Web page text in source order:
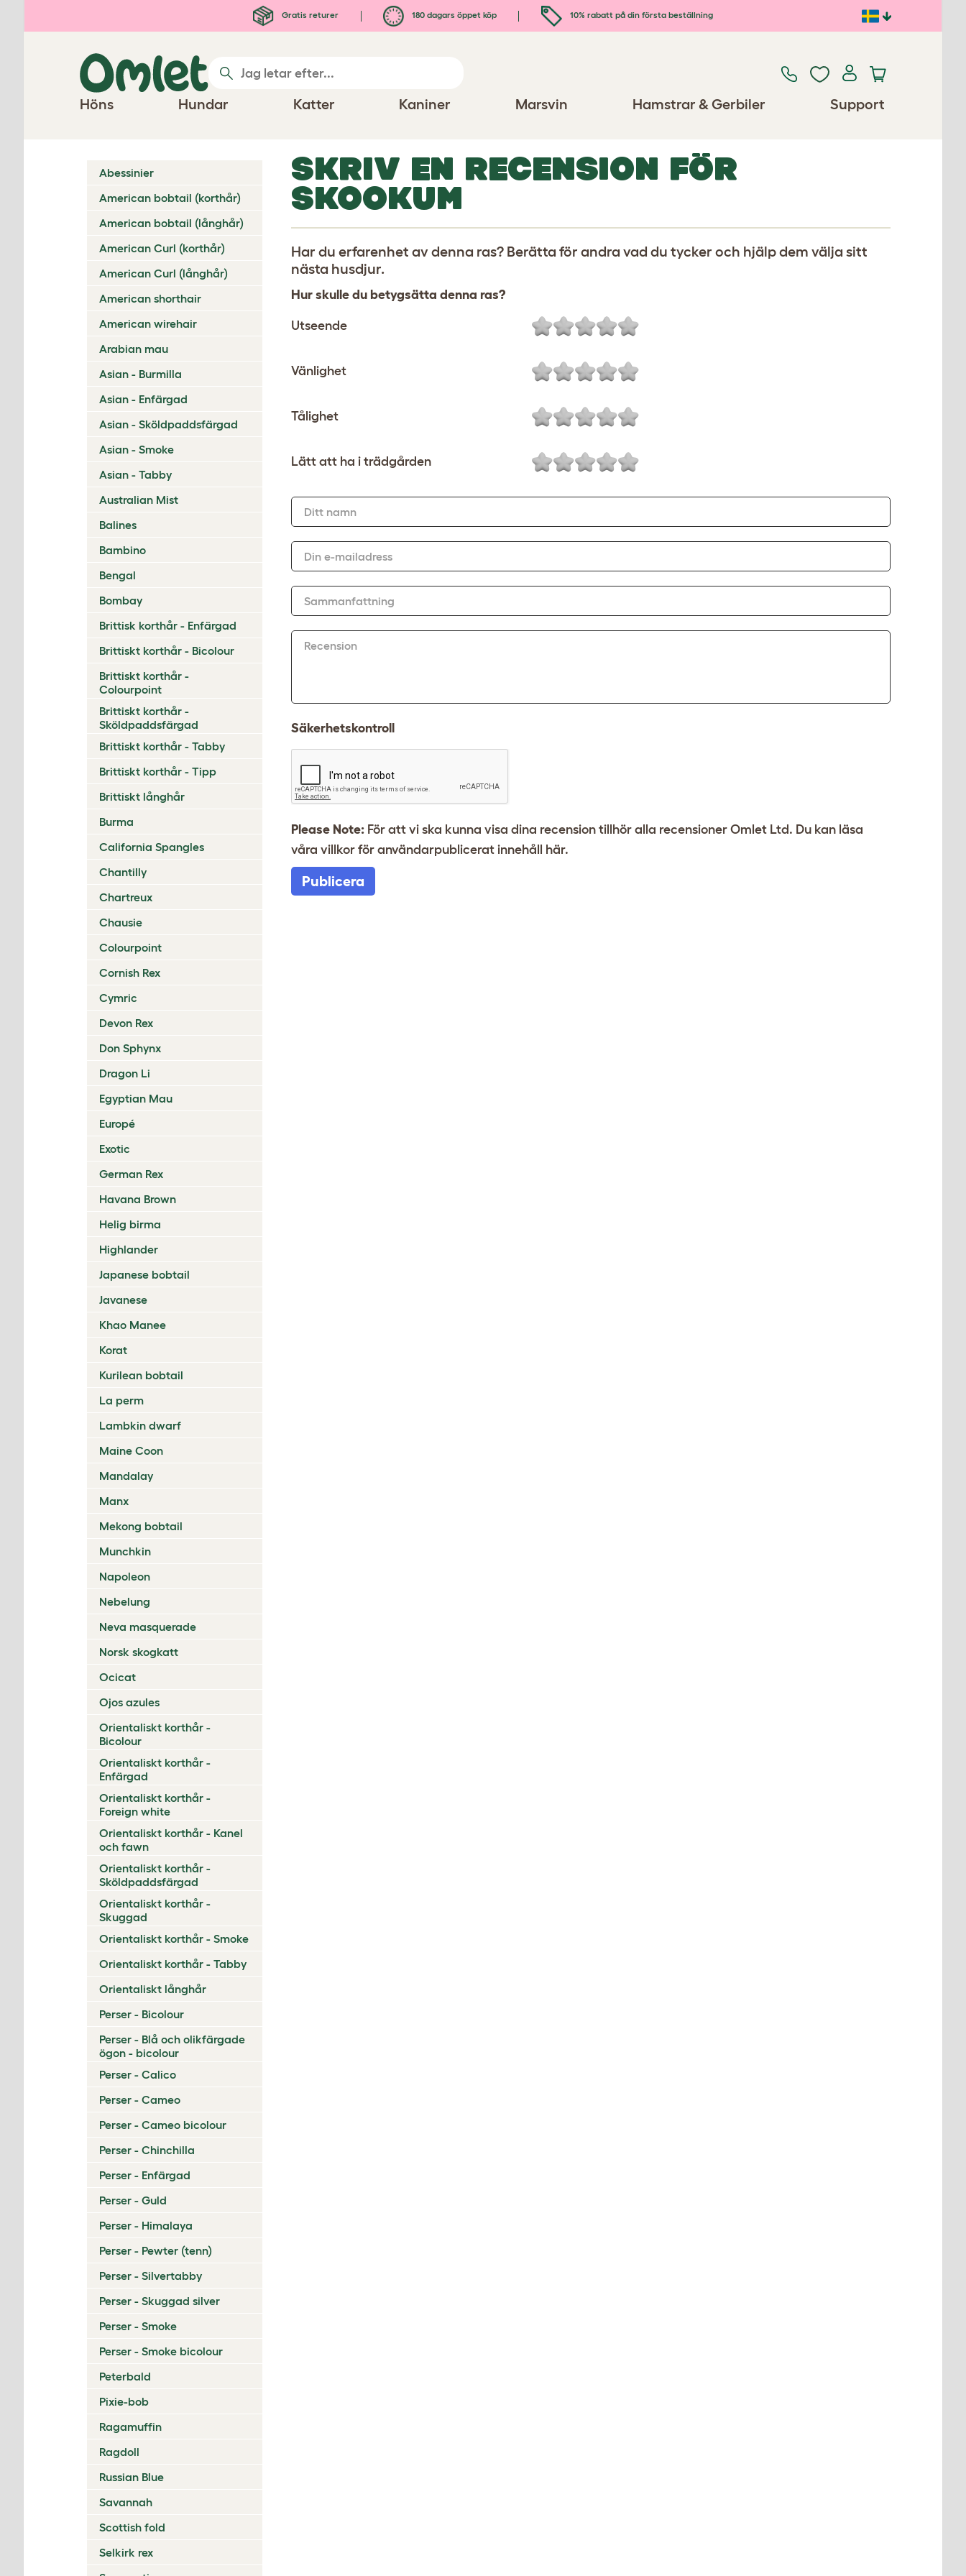
Gratis returer 180 dagars öppet köp 10% rabatt på din första beställning
Höns Hundar Katter Kaniner Marsvin Hamstrar & Gerbiler Support
Abessinier
American bobtail (korthår)
American bobtail (långhår)
American Curl (korthår)
American Curl (långhår)
American shorthair
American wirehair
Arabian mau
Asian - Burmilla
Asian - Enfärgad
Asian - Sköldpaddsfärgad
Asian - Smoke
Asian - Tabby
Australian Mist
Balines
Bambino
Bengal
Bombay
Brittisk korthår - Enfärgad
Brittiskt korthår - Bicolour
Brittiskt korthår -
Colourpoint
Brittiskt korthår -
Sköldpaddsfärgad
Brittiskt korthår - Tabby
Brittiskt korthår - Tipp
Brittiskt långhår
Burma
California Spangles
Chantilly
Chartreux
Chausie
Colourpoint
Cornish Rex
Cymric
Devon Rex
Don Sphynx
Dragon Li
Egyptian Mau
Europé
Exotic
German Rex
Havana Brown
Helig birma
Highlander
Japanese bobtail
Javanese
Khao Manee
Korat
Kurilean bobtail
La perm
Lambkin dwarf
Maine Coon
Mandalay
Manx
Mekong bobtail
Munchkin
Napoleon
Nebelung
Neva masquerade
Norsk skogkatt
Ocicat
Ojos azules
Orientaliskt korthår -
Bicolour
Orientaliskt korthår -
Enfärgad
Orientaliskt korthår -
Foreign white
Orientaliskt korthår - Kanel
och fawn
Orientaliskt korthår -
Sköldpaddsfärgad
Orientaliskt korthår -
Skuggad
Orientaliskt korthår - Smoke
Orientaliskt korthår - Tabby
Orientaliskt långhår
Perser - Bicolour
Perser - Blå och olikfärgade
ögon - bicolour
Perser - Calico
Perser - Cameo
Perser - Cameo bicolour
Perser - Chinchilla
Perser - Enfärgad
Perser - Guld
Perser - Himalaya
Perser - Pewter (tenn)
Perser - Silvertabby
Perser - Skuggad silver
Perser - Smoke
Perser - Smoke bicolour
Peterbald
Pixie-bob
Ragamuffin
Ragdoll
Russian Blue
Savannah
Scottish fold
Selkirk rex
SKRIV EN RECENSION FÖR
SKOOKUM
Har du erfarenhet av denna ras? Berätta för andra vad du tycker och hjälp dem välja sitt
nästa husdjur.
Hur skulle du betygsätta denna ras?
Utseende
Vänlighet
Tålighet
Lätt att ha i trädgården
Ditt namn
Din e-mailadress
Sammanfattning
Recension
Säkerhetskontroll
Please Note: För att vi ska kunna visa dina recension tillhör alla recensioner Omlet Ltd. Du kan läsa
våra villkor för användarpublicerat innehåll
här.
Publicera